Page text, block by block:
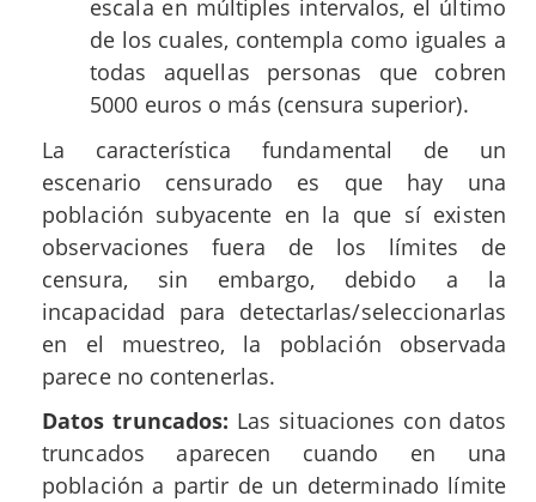
escala en múltiples intervalos, el último
de los cuales, contempla como iguales a
todas aquellas personas que cobren
5000 euros o más (censura superior).
La característica fundamental de un
escenario censurado es que hay una
población subyacente en la que sí existen
observaciones fuera de los límites de
censura, sin embargo, debido a la
incapacidad para detectarlas/seleccionarlas
en el muestreo, la población observada
parece no contenerlas.
Datos truncados: Las situaciones con datos
truncados aparecen cuando en una
población a partir de un determinado límite